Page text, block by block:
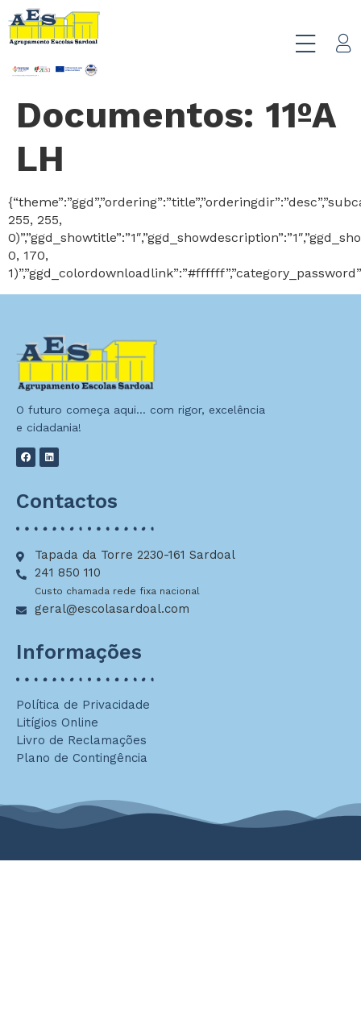
Documentos: 11ºA
LH
255, 255,
0, 170,
O futuro começa aqui… com rigor, excelência
e cidadania!
Contactos
Tapada da Torre 2230-161 Sardoal
241 850 110
Custo chamada rede fixa nacional
geral@escolasardoal.com
Informações
Política de Privacidade
Litígios Online
Livro de Reclamações
Plano de Contingência